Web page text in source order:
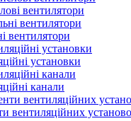
вентилятори
вентилятори
установки
канали
вентиляційних